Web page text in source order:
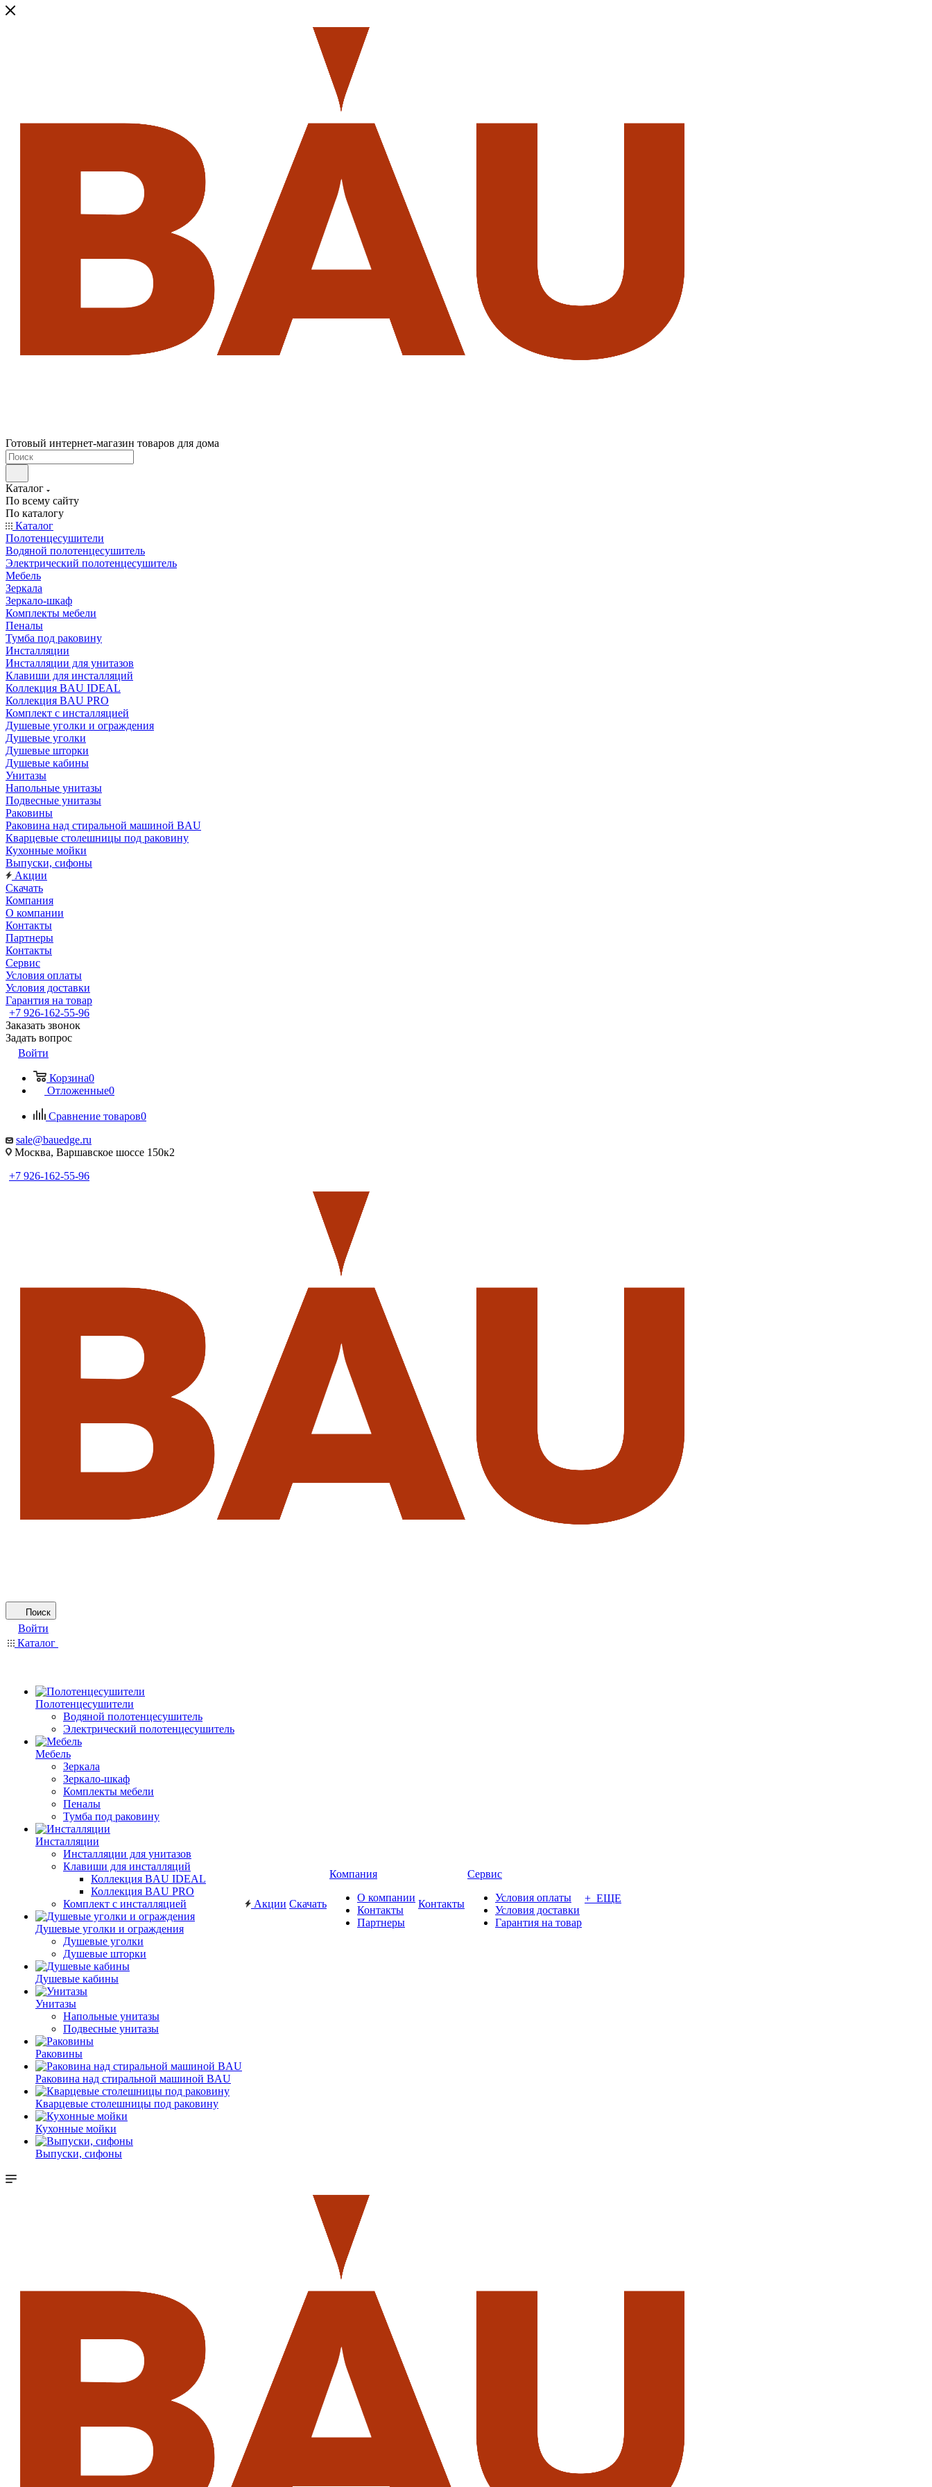
Готовый интернет-магазин товаров для дома
Каталог
По всему сайту
По каталогу
Каталог
Полотенцесушители
Водяной полотенцесушитель
Электрический полотенцесушитель
Мебель
Зеркала
Зеркало-шкаф
Комплекты мебели
Пеналы
Тумба под раковину
Инсталляции
Инсталляции для унитазов
Клавиши для инсталляций
Коллекция BAU IDEAL
Коллекция BAU PRO
Комплект с инсталляцией
Душевые уголки и ограждения
Душевые уголки
Душевые шторки
Душевые кабины
Унитазы
Напольные унитазы
Подвесные унитазы
Раковины
Раковина над стиральной машиной BAU
Кварцевые столешницы под раковину
Кухонные мойки
Выпуски, сифоны
Акции
Скачать
Компания
О компании
Контакты
Партнеры
Контакты
Сервис
Условия оплаты
Условия доставки
Гарантия на товар
+7 926-162-55-96
Заказать звонок
Задать вопрос
Войти
Корзина0
Отложенные0
Сравнение товаров0
sale@bauedge.ru
Москва, Варшавское шоссе 150к2
+7 926-162-55-96
Поиск
Войти
Каталог
Полотенцесушители
Водяной полотенцесушитель
Электрический полотенцесушитель
Мебель
Зеркала
Зеркало-шкаф
Комплекты мебели
Пеналы
Тумба под раковину
Инсталляции
Инсталляции для унитазов
Клавиши для инсталляций
Коллекция BAU IDEAL
Коллекция BAU PRO
Комплект с инсталляцией
Душевые уголки и ограждения
Душевые уголки
Душевые шторки
Душевые кабины
Унитазы
Напольные унитазы
Подвесные унитазы
Раковины
Раковина над стиральной машиной BAU
Кварцевые столешницы под раковину
Кухонные мойки
Выпуски, сифоны
Акции Скачать
Компания
О компании
Контакты
Партнеры
Контакты
Сервис
Условия оплаты
Условия доставки
Гарантия на товар
+ ЕЩЕ